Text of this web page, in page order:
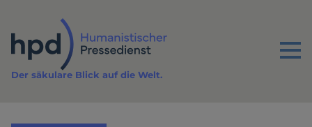
Inhalt
Menu
Der säkulare Blick auf die Welt.